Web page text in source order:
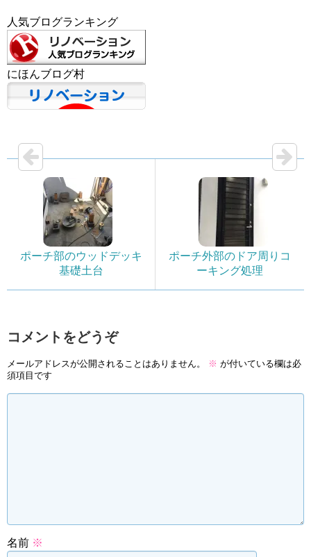
人気ブログランキング
にほんブログ村
ポーチ部のウッドデッキ
基礎土台
ポーチ外部のドア周りコ
ーキング処理
コメントをどうぞ
メールアドレスが公開されることはありません。 ※ が付いている欄は必
須項目です
名前 ※